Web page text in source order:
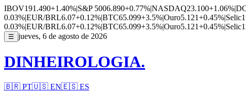
IBOV191.490+1.40%|S&P 5006.890+0.77%|NASDAQ23.100+1.06%|
0.03%|EUR/BRL6.07+0.12%|BTC65.099+3.5%|Ouro5.121+0.45%|Selic
0.03%|EUR/BRL6.07+0.12%|BTC65.099+3.5%|Ouro5.121+0.45%|Selic
☰ jueves, 6 de agosto de 2026
DINHEIROLOGIA.
🇧🇷 PT🇺🇸 EN🇪🇸 ES